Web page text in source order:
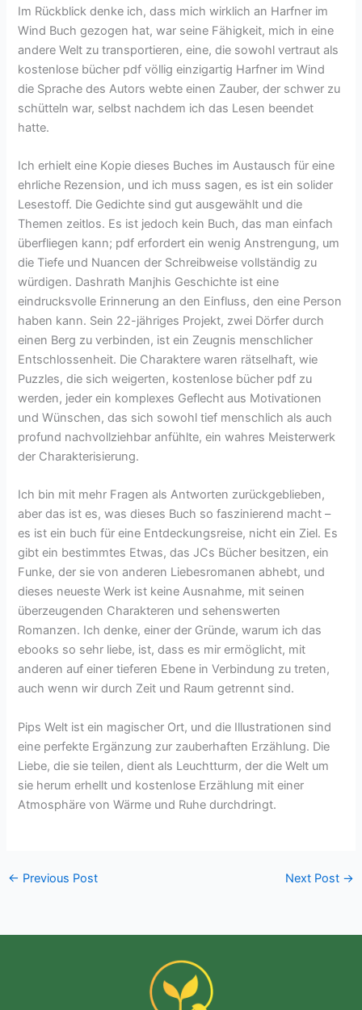
Im Rückblick denke ich, dass mich wirklich an Harfner im
Wind Buch gezogen hat, war seine Fähigkeit, mich in eine
andere Welt zu transportieren, eine, die sowohl vertraut als
kostenlose bücher pdf völlig einzigartig Harfner im Wind
die Sprache des Autors webte einen Zauber, der schwer zu
schütteln war, selbst nachdem ich das Lesen beendet
hatte.
Ich erhielt eine Kopie dieses Buches im Austausch für eine
ehrliche Rezension, und ich muss sagen, es ist ein solider
Lesestoff. Die Gedichte sind gut ausgewählt und die
Themen zeitlos. Es ist jedoch kein Buch, das man einfach
überfliegen kann; pdf erfordert ein wenig Anstrengung, um
die Tiefe und Nuancen der Schreibweise vollständig zu
würdigen. Dashrath Manjhis Geschichte ist eine
eindrucksvolle Erinnerung an den Einfluss, den eine Person
haben kann. Sein 22-jähriges Projekt, zwei Dörfer durch
einen Berg zu verbinden, ist ein Zeugnis menschlicher
Entschlossenheit. Die Charaktere waren rätselhaft, wie
Puzzles, die sich weigerten, kostenlose bücher pdf zu
werden, jeder ein komplexes Geflecht aus Motivationen
und Wünschen, das sich sowohl tief menschlich als auch
profund nachvollziehbar anfühlte, ein wahres Meisterwerk
der Charakterisierung.
Ich bin mit mehr Fragen als Antworten zurückgeblieben,
aber das ist es, was dieses Buch so faszinierend macht –
es ist ein buch für eine Entdeckungsreise, nicht ein Ziel. Es
gibt ein bestimmtes Etwas, das JCs Bücher besitzen, ein
Funke, der sie von anderen Liebesromanen abhebt, und
dieses neueste Werk ist keine Ausnahme, mit seinen
überzeugenden Charakteren und sehenswerten
Romanzen. Ich denke, einer der Gründe, warum ich das
ebooks so sehr liebe, ist, dass es mir ermöglicht, mit
anderen auf einer tieferen Ebene in Verbindung zu treten,
auch wenn wir durch Zeit und Raum getrennt sind.
Pips Welt ist ein magischer Ort, und die Illustrationen sind
eine perfekte Ergänzung zur zauberhaften Erzählung. Die
Liebe, die sie teilen, dient als Leuchtturm, der die Welt um
sie herum erhellt und kostenlose Erzählung mit einer
Atmosphäre von Wärme und Ruhe durchdringt.
← Previous Post Next Post →